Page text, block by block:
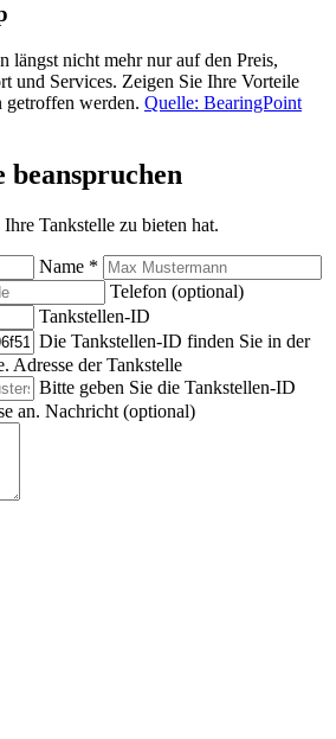
längst nicht mehr nur auf den Preis,
und Services. Zeigen Sie Ihre Vorteile
getroffen werden. Quelle: BearingPoint
beanspruchen
Tankstelle zu bieten hat.
Name *
Telefon (optional)
Tankstellen-ID
Die Tankstellen-ID finden Sie in der
Adresse der Tankstelle
Bitte geben Sie die Tankstellen-ID
an. Nachricht (optional)